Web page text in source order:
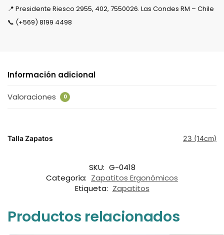
📍 Presidente Riesco 2955, 402, 7550026. Las Condes RM – Chile
📞 (+569) 8199 4498
Información adicional
Valoraciones 0
Talla Zapatos 23 (14cm)
SKU: G-0418
Categoría: Zapatitos Ergonómicos
Etiqueta: Zapatitos
Productos relacionados